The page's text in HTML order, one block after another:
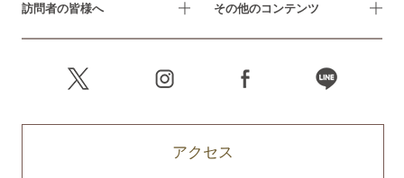
訪問者の皆様へ その他のコンテンツ
アクセス